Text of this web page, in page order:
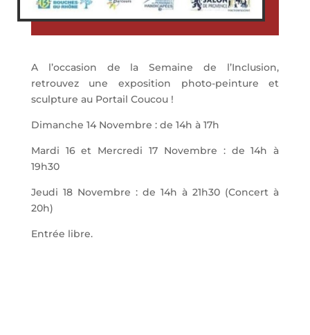
A l’occasion de la Semaine de l’Inclusion,
retrouvez une exposition photo-peinture et
sculpture au Portail Coucou !
Dimanche 14 Novembre : de 14h à 17h
Mardi 16 et Mercredi 17 Novembre : de 14h à
19h30
Jeudi 18 Novembre : de 14h à 21h30 (Concert à
20h)
Entrée libre.